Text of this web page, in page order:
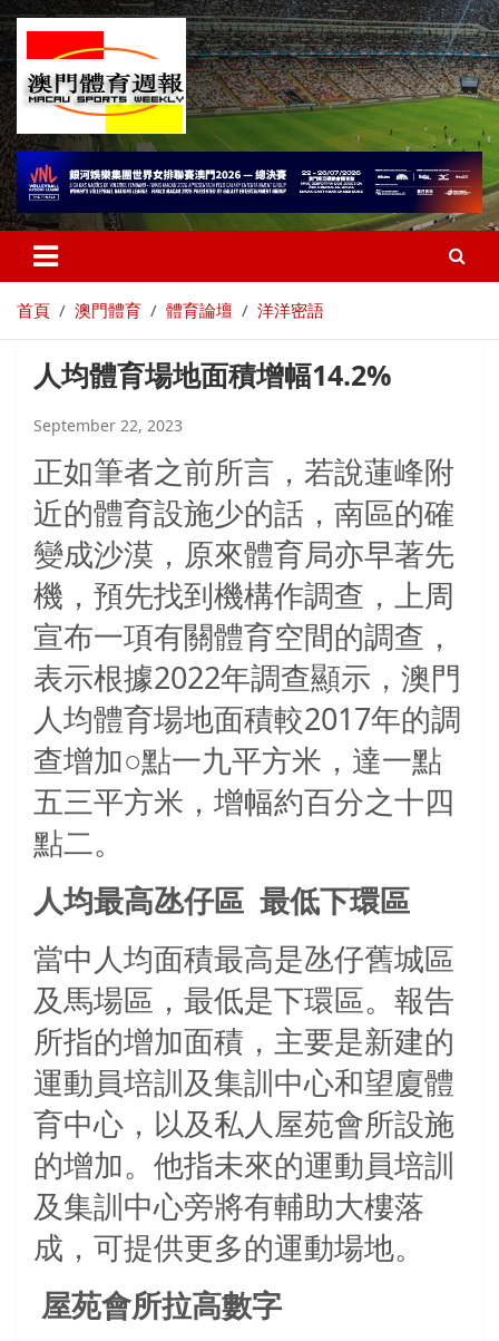
首頁 澳門體育 體育論壇 洋洋密語
人均體育場地面積增幅14.2%
September 22, 2023
正如筆者之前所言，若說蓮峰附
近的體育設施少的話，南區的確
變成沙漠，原來體育局亦早著先
機，預先找到機構作調查，上周
宣布一項有關體育空間的調查，
表示根據2022年調查顯示，澳門
人均體育場地面積較2017年的調
查增加○點一九平方米，達一點
五三平方米，增幅約百分之十四
點二。
人均最高氹仔區 最低下環區
當中人均面積最高是氹仔舊城區
及馬場區，最低是下環區。報告
所指的增加面積，主要是新建的
運動員培訓及集訓中心和望廈體
育中心，以及私人屋苑會所設施
的增加。他指未來的運動員培訓
及集訓中心旁將有輔助大樓落
成，可提供更多的運動場地。
屋苑會所拉高數字